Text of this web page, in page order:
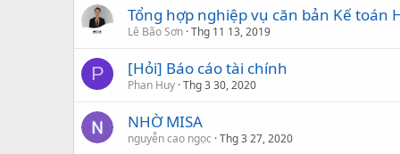
Tổng hợp nghiệp vụ căn bản Kế toán
Lê Bão Sơn Thg 11 13, 2019
P [Hỏi] Báo cáo tài chính
Phan Huy Thg 3 30, 2020
NHỜ MISA
nguyễn cao ngọc Thg 3 27, 2020